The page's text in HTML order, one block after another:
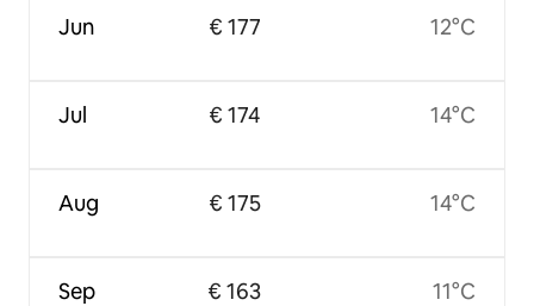
Jun
Jul
Aug
Sep
€ 177
€ 174
€ 175
€ 163
12°C
14°C
14°C
11°C